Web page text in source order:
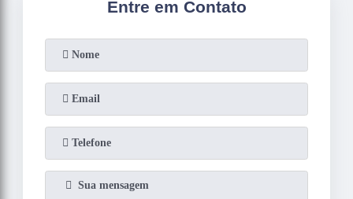
Entre em Contato